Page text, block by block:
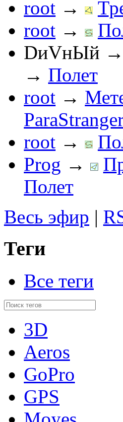
root →
root →
DиVнЫй →
→ Полет
root →
root →
Prog →
Полет
Весь эфир |
Теги
Все теги
3D
Aeros
GoPro
GPS